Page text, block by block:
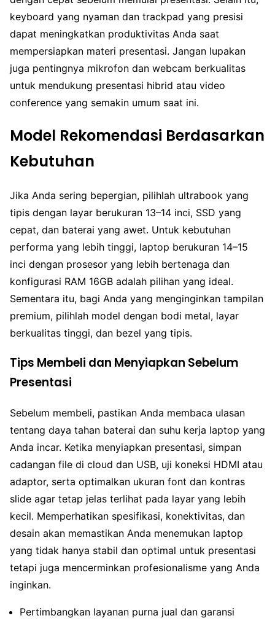
keyboard yang nyaman dan trackpad yang presisi
dapat meningkatkan produktivitas Anda saat
mempersiapkan materi presentasi. Jangan lupakan
juga pentingnya mikrofon dan webcam berkualitas
untuk mendukung presentasi hibrid atau video
conference yang semakin umum saat ini.
Model Rekomendasi Berdasarkan
Kebutuhan
Jika Anda sering bepergian, pilihlah ultrabook yang
tipis dengan layar berukuran 13–14 inci, SSD yang
cepat, dan baterai yang awet. Untuk kebutuhan
performa yang lebih tinggi, laptop berukuran 14–15
inci dengan prosesor yang lebih bertenaga dan
konfigurasi RAM 16GB adalah pilihan yang ideal.
Sementara itu, bagi Anda yang menginginkan tampilan
premium, pilihlah model dengan bodi metal, layar
berkualitas tinggi, dan bezel yang tipis.
Tips Membeli dan Menyiapkan Sebelum
Presentasi
Sebelum membeli, pastikan Anda membaca ulasan
tentang daya tahan baterai dan suhu kerja laptop yang
Anda incar. Ketika menyiapkan presentasi, simpan
cadangan file di cloud dan USB, uji koneksi HDMI atau
adaptor, serta optimalkan ukuran font dan kontras
slide agar tetap jelas terlihat pada layar yang lebih
kecil. Memperhatikan spesifikasi, konektivitas, dan
desain akan memastikan Anda menemukan laptop
yang tidak hanya stabil dan optimal untuk presentasi
tetapi juga mencerminkan profesionalisme yang Anda
inginkan.
Pertimbangkan layanan purna jual dan garansi